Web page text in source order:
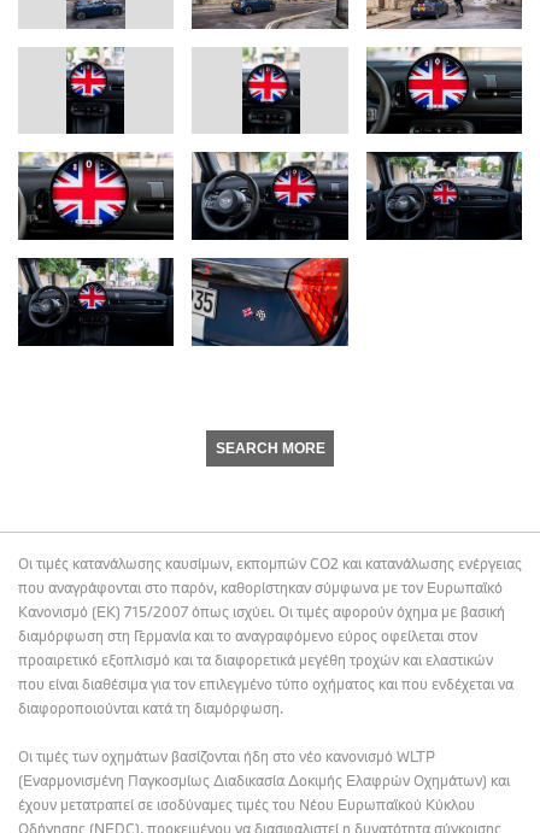
SEARCH MORE
Οι τιμές κατανάλωσης καυσίμων, εκπομπών CO2 και κατανάλωσης ενέργειας
που αναγράφονται στο παρόν, καθορίστηκαν σύμφωνα με τον Ευρωπαϊκό
Κανονισμό (ΕΚ) 715/2007 όπως ισχύει. Οι τιμές αφορούν όχημα με βασική
διαμόρφωση στη Γερμανία και το αναγραφόμενο εύρος οφείλεται στον
προαιρετικό εξοπλισμό και τα διαφορετικά μεγέθη τροχών και ελαστικών
που είναι διαθέσιμα για τον επιλεγμένο τύπο οχήματος και που ενδέχεται να
διαφοροποιούνται κατά τη διαμόρφωση.
Οι τιμές των οχημάτων βασίζονται ήδη στο νέο κανονισμό WLTP
(Εναρμονισμένη Παγκοσμίως Διαδικασία Δοκιμής Ελαφρών Οχημάτων) και
έχουν μετατραπεί σε ισοδύναμες τιμές του Νέου Ευρωπαϊκού Κύκλου
Οδήγησης (NEDC), προκειμένου να διασφαλιστεί η δυνατότητα σύγκρισης